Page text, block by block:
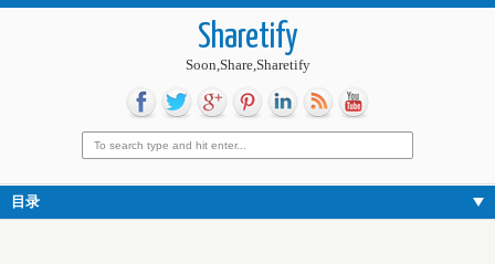
Sharetify
Soon,Share,Sharetify
目录